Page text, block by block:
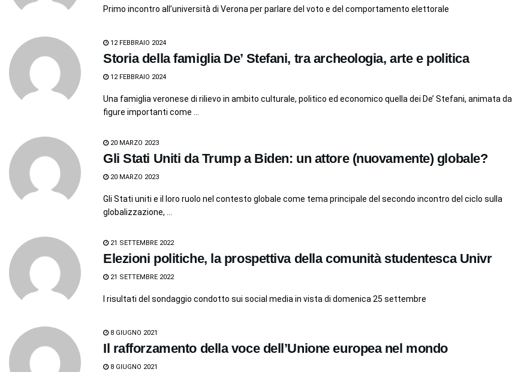
Primo incontro all’università di Verona per parlare del voto e del comportamento elettorale
12 FEBBRAIO 2024
Storia della famiglia De’ Stefani, tra archeologia, arte e politica
12 FEBBRAIO 2024
Una famiglia veronese di rilievo in ambito culturale, politico ed economico quella dei De’ Stefani, animata da
figure importanti come ...
20 MARZO 2023
Gli Stati Uniti da Trump a Biden: un attore (nuovamente) globale?
20 MARZO 2023
Gli Stati uniti e il loro ruolo nel contesto globale come tema principale del secondo incontro del ciclo sulla
globalizzazione, ...
21 SETTEMBRE 2022
Elezioni politiche, la prospettiva della comunità studentesca Univr
21 SETTEMBRE 2022
I risultati del sondaggio condotto sui social media in vista di domenica 25 settembre
8 GIUGNO 2021
Il rafforzamento della voce dell’Unione europea nel mondo
8 GIUGNO 2021